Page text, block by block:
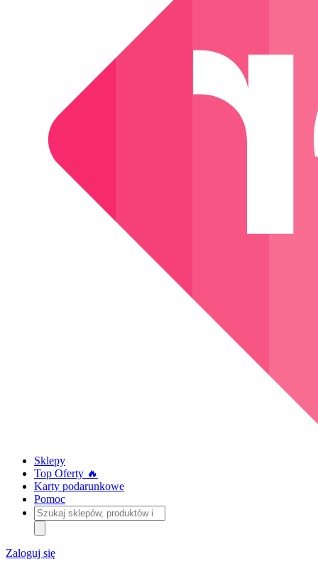
Sklepy
Top Oferty 🔥
Karty podarunkowe
Pomoc
Szukaj
sklepów,
produktów
i
kategorii
Zaloguj się